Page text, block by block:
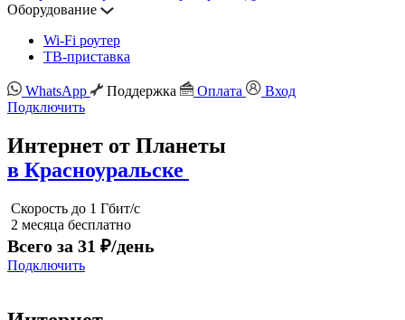
Оборудование
Wi-Fi роутер
ТВ-приставка
WhatsApp Поддержка Оплата
Вход
Подключить
Интернет от Планеты
в Красноуральске
Скорость до 1 Гбит/с
2 месяца бесплатно
Всего за 31 ₽/день
Подключить